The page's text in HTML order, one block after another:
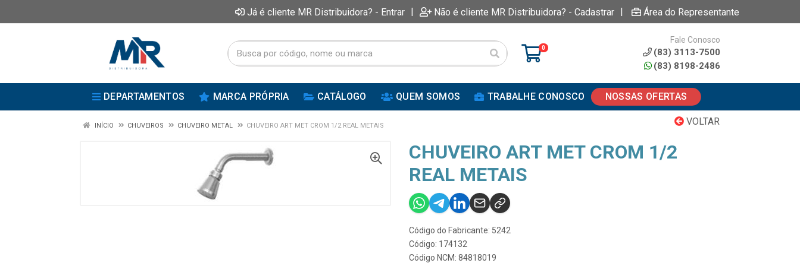
Já é cliente MR Distribuidora? - Entrar | Não é cliente MR Distribuidora? - Cadastrar | Área do Representante
0
Fale Conosco
(83) 3113-7500
(83) 8198-2486
DEPARTAMENTOS MARCA PRÓPRIA CATÁLOGO QUEM SOMOS TRABALHE CONOSCO NOSSAS OFERTAS
VOLTAR
INÍCIO CHUVEIROS CHUVEIRO METAL CHUVEIRO ART MET CROM 1/2 REAL METAIS
CHUVEIRO ART MET CROM 1/2
REAL METAIS
Código do Fabricante: 5242
Código: 174132
Código NCM: 84818019